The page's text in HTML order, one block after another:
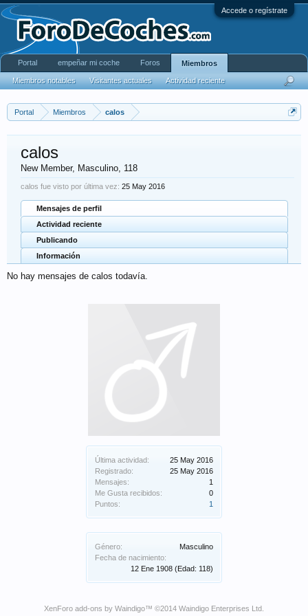
Accede o regístrate
Portal Miembros calos
Última actividad:
25 May 2016
Registrado:
25 May 2016
Mensajes:
1
Me Gusta recibidos:
0
Puntos:
1
Género:
Masculino
Fecha de nacimiento:
12 Ene 1908 (Edad: 118)
calos
New Member, Masculino, 118
calos fue visto por última vez: 25 May 2016
Mensajes de perfil
Actividad reciente
Publicando
Información
No hay mensajes de calos todavía.
XenForo add-ons by Waindigo™ ©2014 Waindigo Enterprises Ltd
Portal empeñar mi coche Foros Miembros
Miembros notables Visitantes actuales Actividad reciente